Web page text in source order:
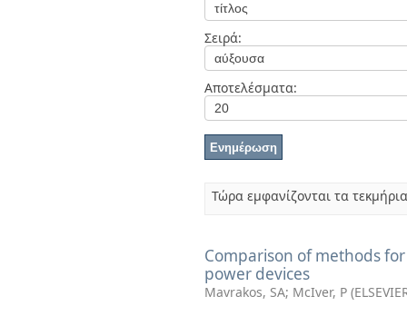
Σειρά:
Αποτελέσματα:
Τώρα εμφανίζονται τα
Comparison of methods
power devices
Mavrakos, SA; McIver, P (